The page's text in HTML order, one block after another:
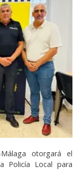
otorgará el
Policía Local para